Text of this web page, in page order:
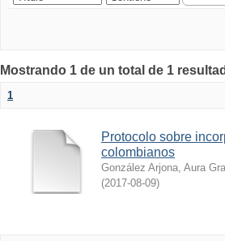
Mostrando 1 de un total de 1
1
Protocolo sobre
colombianos
González Arjona, Aura
(2017-08-09)